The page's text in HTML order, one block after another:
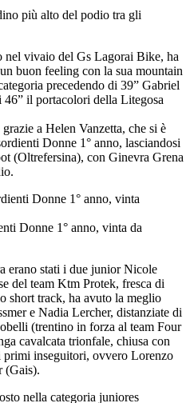
più alto del podio tra gli
nel vivaio del Gs Lagorai Bike, ha
buon feeling con la sua mountain
precedendo di 39” Gabriel
il portacolori della Litegosa
a Helen Vanzetta, che si è
Donne 1° anno, lasciandosi
(Oltrefersina), con Ginevra Grena
Donne 1° anno, vinta da
erano stati i due junior Nicole
del team Ktm Protek, fresca di
short track, ha avuto la meglio
e Nadia Lercher, distanziate di
(trentino in forza al team Four
cavalcata trionfale, chiusa con
inseguitori, ovvero Lorenzo
(Gais).